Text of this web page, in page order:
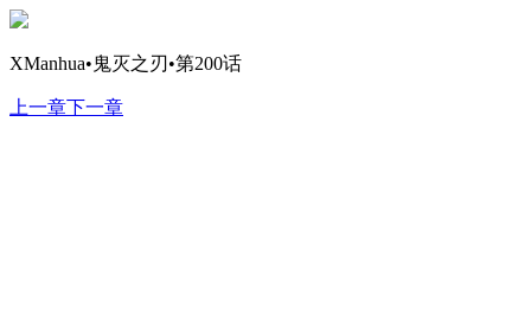
XManhua•鬼灭之刃•第200话
上一章下一章